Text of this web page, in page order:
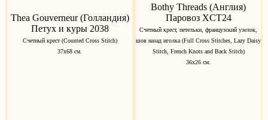
Thea Gouverneur (Голландия)
Петух и куры 2038
Счетный крест (Counted Cross Stitch)
37х68 см.
Bothy Threads (Англия)
Паровоз XCT24
Счетный крест, петельки, французский узелок,
шов назад иголка (Full Cross Stitches, Lazy Daisy
Stitch, French Knots and Back Stitch)
36х26 см.